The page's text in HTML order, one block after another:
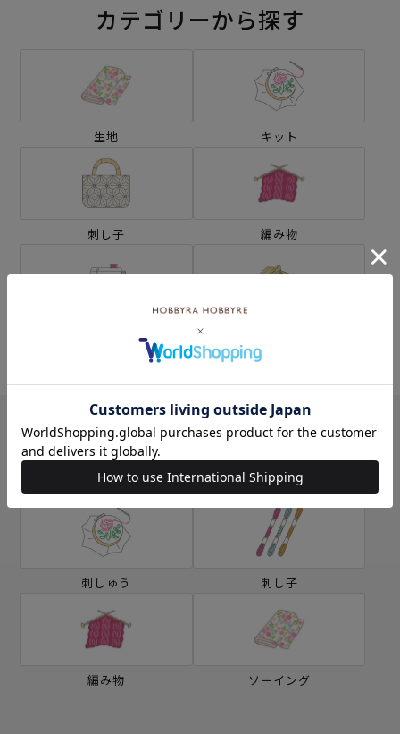
カテゴリーから探す
生地 キット
刺し子 編み物
カテゴリー別の学ぶ
刺しゅう 刺し子
編み物 ソーイング